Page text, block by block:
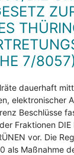
7/
dauerhaft
elektronischer
Beschlüsse
Fraktionen DIE
vor. Die
als Maßnahme